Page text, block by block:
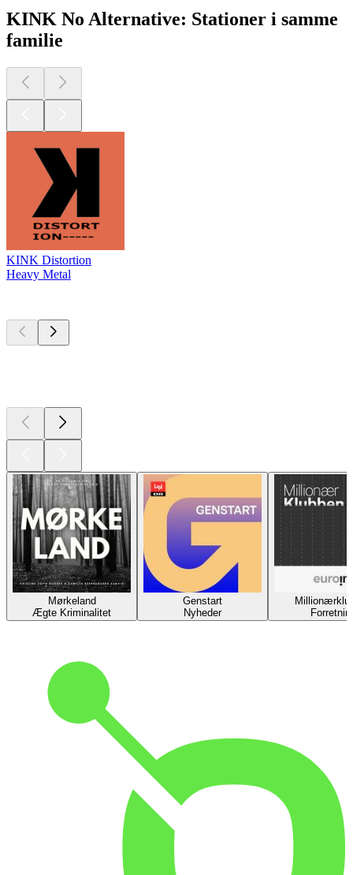
KINK No Alternative: Stationer i samme
familie
KINK Distortion
Heavy Metal
Mørkeland
Ægte Kriminalitet
Genstart
Nyheder